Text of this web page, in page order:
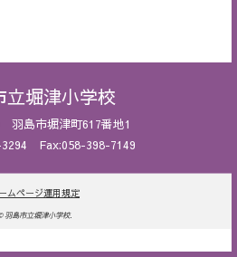
立堀津小学校
羽島市堀津町617番地1
Fax:058-398-7149
ムページ運用規定
羽島市立堀津小学校.